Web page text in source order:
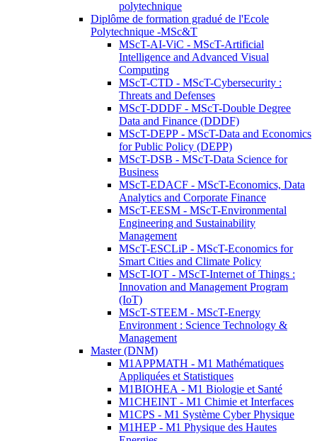
polytechnique
Diplôme de formation gradué de l'Ecole
Polytechnique -MSc&T
MScT-AI-ViC - MScT-Artificial
Intelligence and Advanced Visual
Computing
MScT-CTD - MScT-Cybersecurity :
Threats and Defenses
MScT-DDDF - MScT-Double Degree
Data and Finance (DDDF)
MScT-DEPP - MScT-Data and Economics
for Public Policy (DEPP)
MScT-DSB - MScT-Data Science for
Business
MScT-EDACF - MScT-Economics, Data
Analytics and Corporate Finance
MScT-EESM - MScT-Environmental
Engineering and Sustainability
Management
MScT-ESCLiP - MScT-Economics for
Smart Cities and Climate Policy
MScT-IOT - MScT-Internet of Things :
Innovation and Management Program
(IoT)
MScT-STEEM - MScT-Energy
Environment : Science Technology &
Management
Master (DNM)
M1APPMATH - M1 Mathématiques
Appliquées et Statistiques
M1BIOHEA - M1 Biologie et Santé
M1CHEINT - M1 Chimie et Interfaces
M1CPS - M1 Système Cyber Physique
M1HEP - M1 Physique des Hautes